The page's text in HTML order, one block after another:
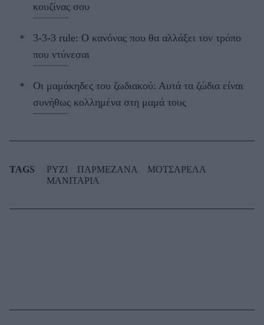
κουζίνας σου
3-3-3 rule: Ο κανόνας που θα αλλάξει τον τρόπο
που ντύνεσαι
Οι μαμάκηδες του ζωδιακού: Αυτά τα ζώδια είναι
συνήθως κολλημένα στη μαμά τους
TAGS ΡΥΖΙ ΠΑΡΜΕΖΑΝΑ
ΜΟΤΣΑΡΕΛΑ
ΜΑΝΙΤΑΡΙΑ